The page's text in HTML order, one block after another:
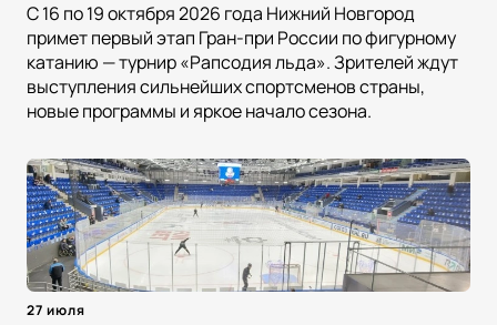
С 16 по 19 октября 2026 года Нижний Новгород
примет первый этап Гран-при России по фигурному
катанию — турнир «Рапсодия льда». Зрителей ждут
выступления сильнейших спортсменов страны,
новые программы и яркое начало сезона.
27 июля